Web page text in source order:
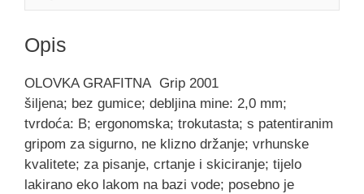
Opis
OLOVKA GRAFITNA Grip 2001
šiljena; bez gumice; debljina mine: 2,0 mm;
tvrdoća: B; ergonomska; trokutasta; s patentiranim
gripom za sigurno, ne klizno držanje; vrhunske
kvalitete; za pisanje, crtanje i skiciranje; tijelo
lakirano eko lakom na bazi vode; posebno je